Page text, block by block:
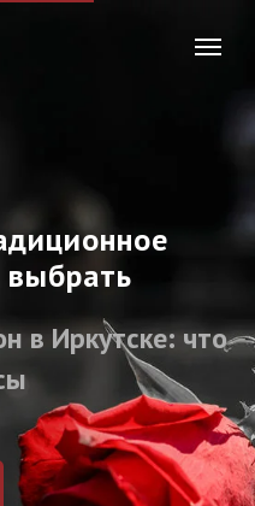
в Иркутске: что